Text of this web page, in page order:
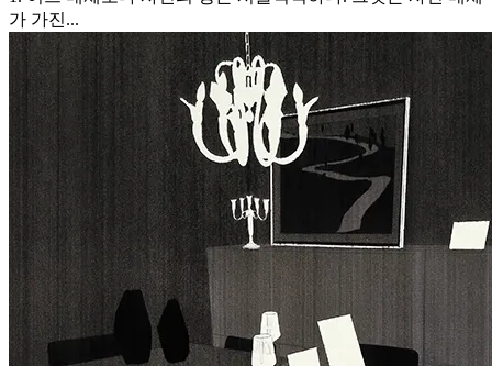
가 가진...